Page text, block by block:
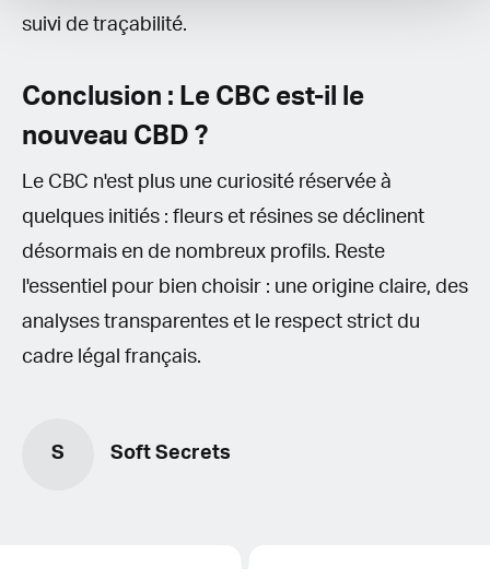
suivi de traçabilité.
Conclusion : Le CBC est-il le
nouveau CBD ?
Le CBC n'est plus une curiosité réservée à
quelques initiés : fleurs et résines se déclinent
désormais en de nombreux profils. Reste
l'essentiel pour bien choisir : une origine claire, des
analyses transparentes et le respect strict du
cadre légal français.
S Soft Secrets